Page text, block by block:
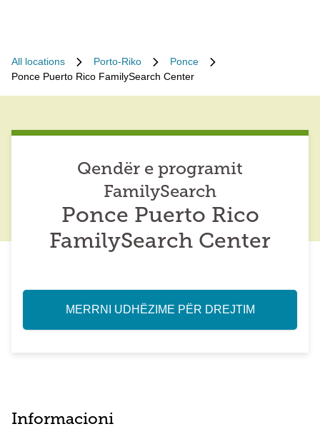
All locations Porto-Riko
Ponce
Ponce Puerto Rico FamilySearch Center
Qendër e programit
FamilySearch
Ponce Puerto Rico
FamilySearch Center
MERRNI UDHËZIME PËR DREJTIM
Informacioni